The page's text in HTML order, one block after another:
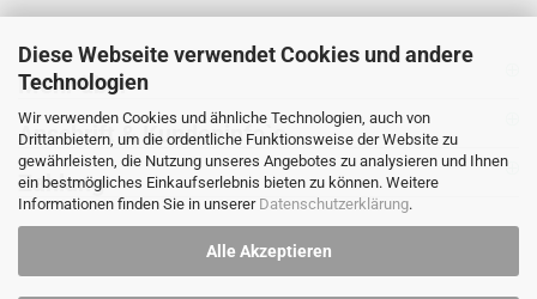
Diese Webseite verwendet Cookies und andere
Technologien
Wir verwenden Cookies und ähnliche Technologien, auch von
Drittanbietern, um die ordentliche Funktionsweise der Website zu
gewährleisten, die Nutzung unseres Angebotes zu analysieren und Ihnen
ein bestmögliches Einkaufserlebnis bieten zu können. Weitere
Informationen finden Sie in unserer Datenschutzerklärung.
Alle Akzeptieren
Mehr über
Anschrift & Kundeninfo`s
Zahlung